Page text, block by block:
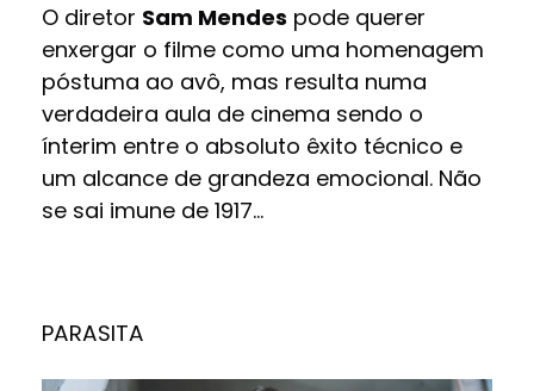
O diretor Sam Mendes pode querer
enxergar o filme como uma homenagem
póstuma ao avô, mas resulta numa
verdadeira aula de cinema sendo o
ínterim entre o absoluto êxito técnico e
um alcance de grandeza emocional. Não
se sai imune de 1917…
PARASITA